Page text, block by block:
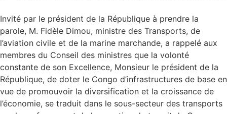
Invité par le président de la République à prendre la
parole, M. Fidèle Dimou, ministre des Transports, de
l’aviation civile et de la marine marchande, a rappelé aux
membres du Conseil des ministres que la volonté
constante de son Excellence, Monsieur le président de la
République, de doter le Congo d’infrastructures de base en
vue de promouvoir la diversification et la croissance de
l’économie, se traduit dans le sous-secteur des transports